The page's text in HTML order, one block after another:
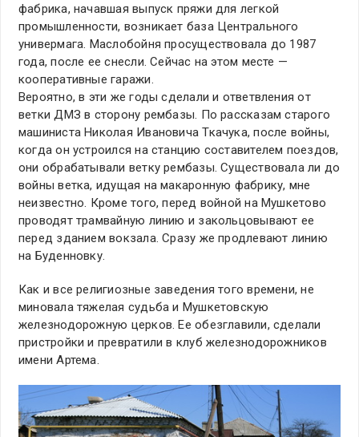
фабрика, начавшая выпуск пряжи для легкой
промышленности, возникает база Центрального
универмага. Маслобойня просуществовала до 1987
года, после ее снесли. Сейчас на этом месте —
кооперативные гаражи.
Вероятно, в эти же годы сделали и ответвления от
ветки ДМЗ в сторону рембазы. По рассказам старого
машиниста Николая Ивановича Ткачука, после войны,
когда он устроился на станцию составителем поездов,
они обрабатывали ветку рембазы. Существовала ли до
войны ветка, идущая на макаронную фабрику, мне
неизвестно. Кроме того, перед войной на Мушкетово
проводят трамвайную линию и закольцовывают ее
перед зданием вокзала. Сразу же продлевают линию
на Буденновку.
Как и все религиозные заведения того времени, не
миновала тяжелая судьба и Мушкетовскую
железнодорожную церков. Ее обезглавили, сделали
пристройки и превратили в клуб железнодорожников
имени Артема.